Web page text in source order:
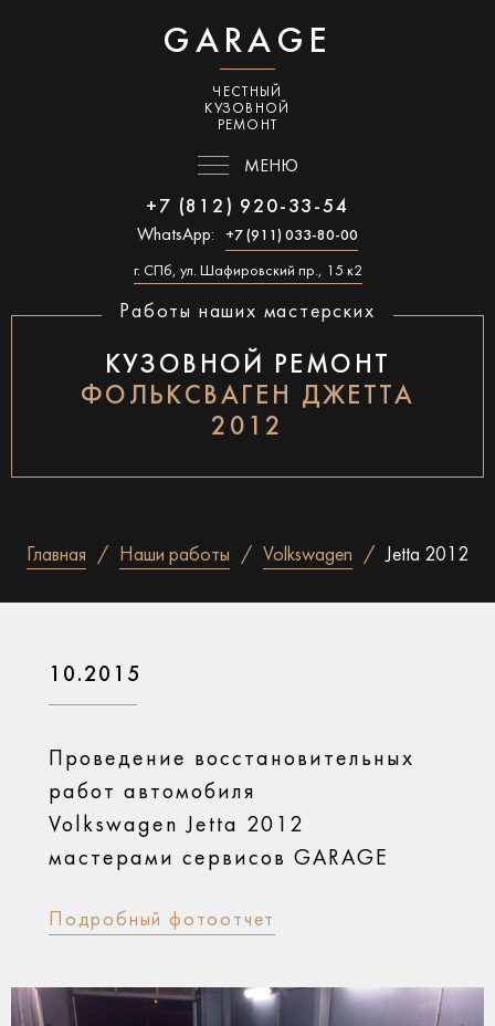
GARAGE
ЧЕСТНЫЙ
КУЗОВНОЙ
РЕМОНТ
МЕНЮ
+7 (812) 920-33-54
WhatsApp: +7 (911) 033-80-00
г. СПб, ул. Шафировский пр., 15 к2
Работы наших мастерских
КУЗОВНОЙ РЕМОНТ
ФОЛЬКСВАГЕН ДЖЕТТА
2012
Главная Наши работы Volkswagen Jetta 2012
10.2015
Проведение восстановительных
работ автомобиля
Volkswagen Jetta 2012
мастерами сервисов GARAGE
Подробный фотоотчет